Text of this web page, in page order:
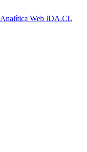
Analítica Web IDA.CL